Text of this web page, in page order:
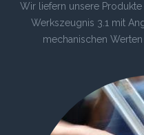
Wir liefern unsere
Werkszeugnis 3.1 mit
mechanischen